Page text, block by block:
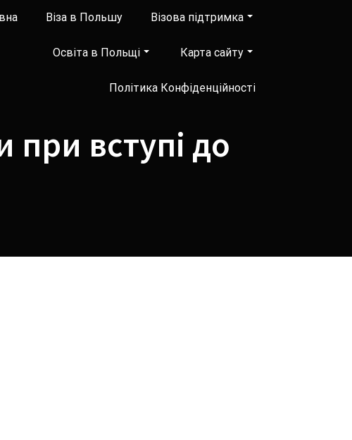
Віза в Польшу Візова підтримка
Освіта в Польщі Карта сайту
Політика Конфіденційності
вступі до